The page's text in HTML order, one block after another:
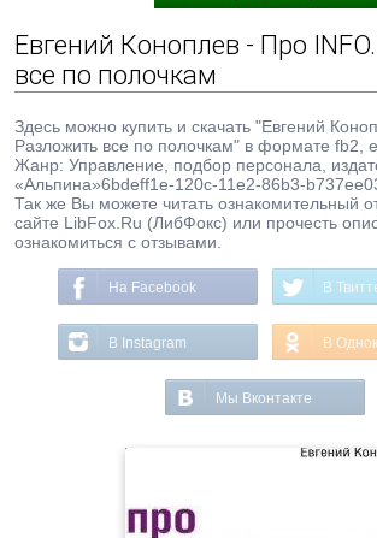
Евгений Коноплев - Про
все по полочкам
Здесь можно купить и скачать "Евгений
Разложить все по полочкам" в формате fb2,
Жанр: Управление, подбор персонала,
«Альпина»6bdeff1e-120c-11e2-86b3-
Так же Вы можете читать ознакомительный
сайте LibFox.Ru (ЛибФокс) или прочесть
ознакомиться с отзывами.
На Facebook В
В Instagram В
Мы Вконтакте